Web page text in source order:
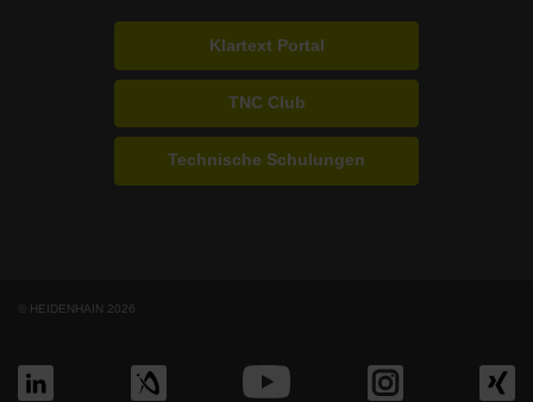
Klartext Portal
TNC Club
Technische Schulungen
© HEIDENHAIN 2026